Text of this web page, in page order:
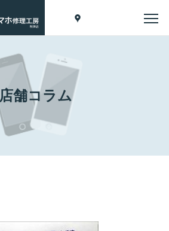
店舗コラム